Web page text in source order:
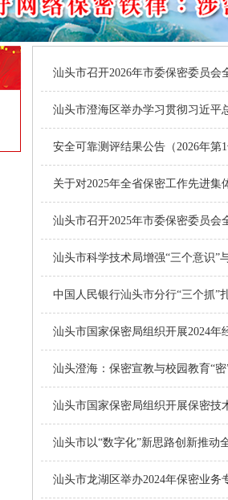
汕头市召开2026年市委保密委员会
汕头市澄海区举办学习贯彻习近平
安全可靠测评结果公告（2026年第
关于对2025年全省保密工作先进
汕头市召开2025年市委保密委员会
汕头市科学技术局增强“三个意识”
中国人民银行汕头市分行“三个抓”
汕头市国家保密局组织开展2024
汕头澄海：保密宣教与校园教育“
汕头市国家保密局组织开展保密技
汕头市以“数字化”新思路创新推动
汕头市龙湖区举办2024年保密业务